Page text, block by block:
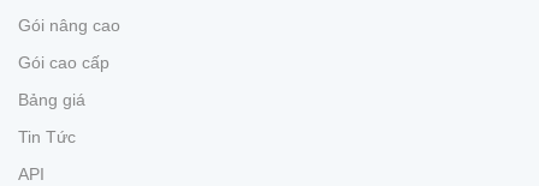
Gói nâng cao
Gói cao cấp
Bảng giá
Tin Tức
API